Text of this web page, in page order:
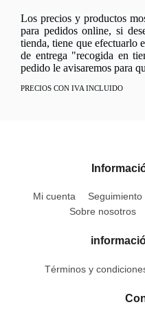
Los precios y productos
para pedidos online, si
tienda, tiene que efectuarlo
de entrega "recogida en
pedido le avisaremos para
PRECIOS CON IVA INCLUIDO
Mi cuenta
Sobre nosotros
Términos y